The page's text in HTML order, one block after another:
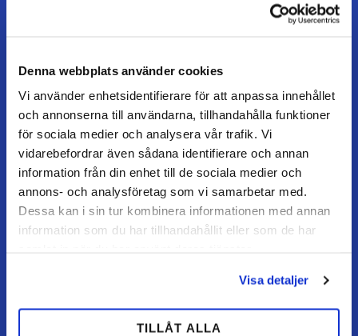
Denna webbplats använder cookies
Vi använder enhetsidentifierare för att anpassa innehållet
och annonserna till användarna, tillhandahålla funktioner
för sociala medier och analysera vår trafik. Vi
vidarebefordrar även sådana identifierare och annan
information från din enhet till de sociala medier och
annons- och analysföretag som vi samarbetar med.
Dessa kan i sin tur kombinera informationen med annan
information som du har tillhandahållit eller som de har
Visa detaljer
TILLÅT ALLA
kundtjanst@teamalutorp.se
Vores gårdbutik
Alutorp, Frestensfällevägen 64
26996 Båstad
Åbningstider
Fredag / dag før helligdag: 07–15
KUNDESERVICE